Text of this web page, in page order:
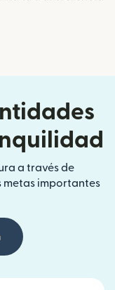
a través de
importantes